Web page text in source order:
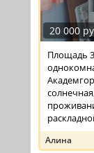
20 000
Площадь
Алина